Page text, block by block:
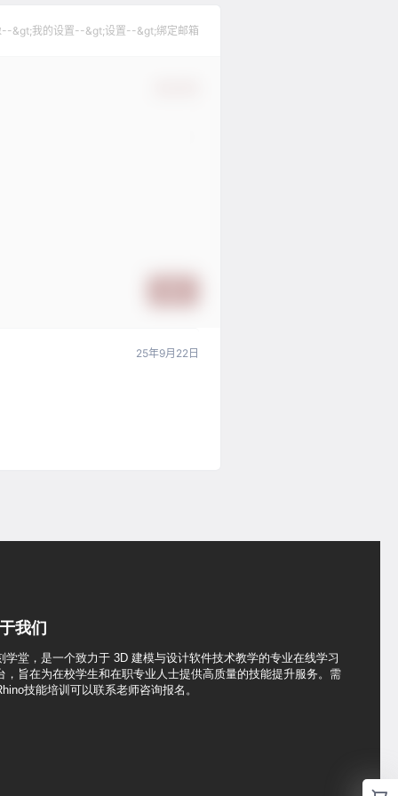
--&gt;我的设置--&gt;设置--&gt;绑定邮箱
25年9月22日
我们
学堂，是一个致力于 3D 建模与设计软件技术教学的专业在线学习
，旨在为在校学生和在职专业人士提供高质量的技能提升服务。需
技能培训可以联系老师咨询报名。